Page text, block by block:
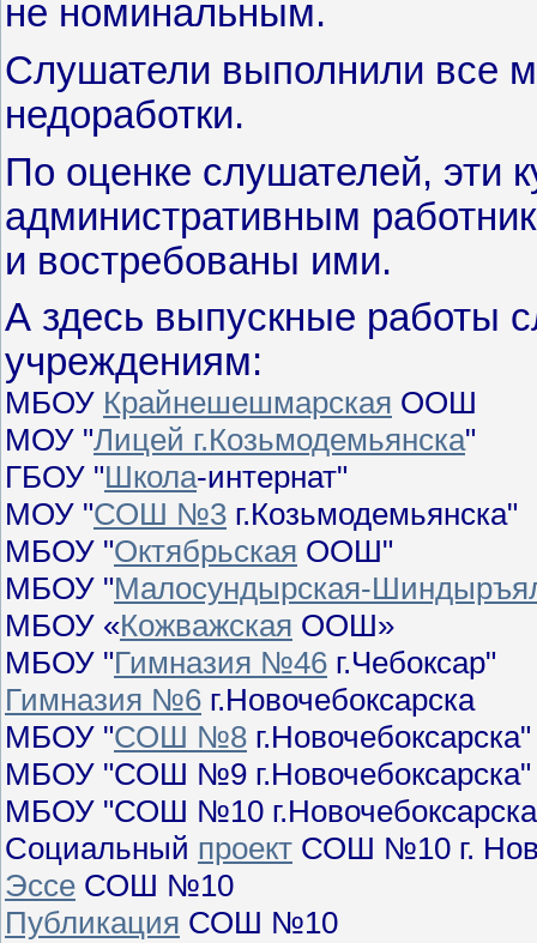
не номинальным.
Слушатели выполнили все
недоработки.
По оценке слушателей, эти
административным
и востребованы ими.
А здесь выпускные работы
учреждениям:
МБОУ Крайнешешмарская ООШ
МОУ "Лицей г.Козьмодемьянска"
ГБОУ "Школа-интернат"
МОУ "СОШ №3 г.Козьмодемьянска"
МБОУ "Октябрьская ООШ"
МБОУ "Малосундырская-
МБОУ «Кожважская ООШ»
МБОУ "Гимназия №46 г.Чебоксар"
Гимназия №6 г.Новочебоксарска
МБОУ "СОШ №8
МБОУ "СОШ №9 г.Новочебоксарска"
МБОУ "СОШ №10
Социальный проект СОШ №10 г.
Эссе СОШ №10
Публикация СОШ №10